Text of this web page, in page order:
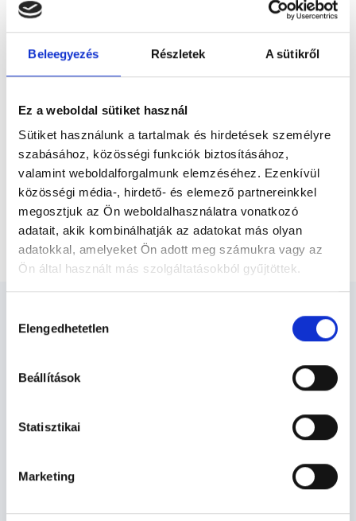
Beleegyezés Részletek A sütikről
Ez a weboldal sütiket használ
Sütiket használunk a tartalmak és hirdetések személyre
szabásához, közösségi funkciók biztosításához,
valamint weboldalforgalmunk elemzéséhez. Ezenkívül
közösségi média-, hirdető- és elemező partnereinkkel
megosztjuk az Ön weboldalhasználatra vonatkozó
adatait, akik kombinálhatják az adatokat más olyan
adatokkal, amelyeket Ön adott meg számukra vagy az
Ön által használt más szolgáltatásokból gyűjtöttek.
szabályzat:https://foglaljorvost.hu/info/foglaljorvost-
kiválasztása
Elengedhetetlen
Beállítások
Statisztikai
Marketing
sosem volt kérdés, hogy az orvosi hivatáson
szülészet-nőgyógyászatot jellemző...
Előző
* Szakorvos jelölt (rezidens): általános orvosi oklevéllel rendelkező
megszerzésére irányuló képzésben vesz részt. Ezen orvosok által
önállóan nem végezhető szakmai tevékenységért teljes
felelősséggel tartozik és azt közvetlenül felügyeli az egészségügyi
szakorvosjelölt önállóan láthat el feladatokat. A foglaljorvost.hu
felelősségét kizárja esetleges névazonosságért bármely szakorvos
és szakorvosjelölt esetén.
Főoldal Nőgyógyász Professzori konzultáció
Nőgyógyász - Nőgyógyászat
Nőgyógyászat TERÜLETHEZ KAPCSOLÓDÓ